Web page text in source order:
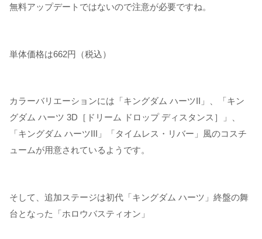
無料アップデートではないので注意が必要ですね。
単体価格は662円（税込）
カラーバリエーションには「キングダム ハーツII」、「キン
グダム ハーツ 3D［ドリーム ドロップ ディスタンス］」、
「キングダム ハーツIII」「タイムレス・リバー」風のコスチ
ュームが用意されているようです。
そして、追加ステージは初代「キングダム ハーツ」終盤の舞
台となった「ホロウバスティオン」